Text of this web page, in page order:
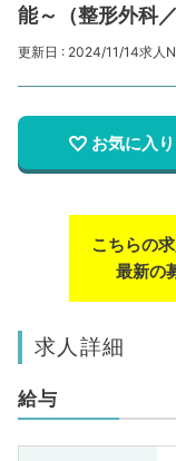
能～（整形外科／
更新日 : 2024/11/14求人
お気に入り
こちらの
最新の
求人詳細
給与